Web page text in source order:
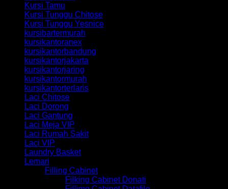
Kursi Tamu
Kursi Tunggu Chitose
Kursi Tunggu Yesnice
kursibartermurah
kursikantoranex
kursikantorbandung
kursikantorjakarta
kursikantorjaring
kursikantormurah
kursikantorterlaris
Laci Chitose
Laci Dorong
Laci Gantung
Laci Meja VIP
Laci Rumah Sakit
Laci VIP
Laundry Basket
Lemari
Filling Cabinet
Filking Cabinet Donati